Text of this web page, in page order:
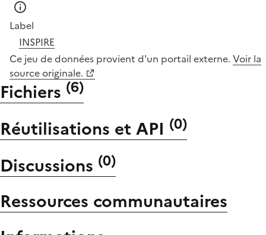
Label
INSPIRE
Ce jeu de données provient d'un portail externe. Voir la
source originale.
Fichiers (6)
Réutilisations et API (0)
Discussions (0)
Ressources communautaires